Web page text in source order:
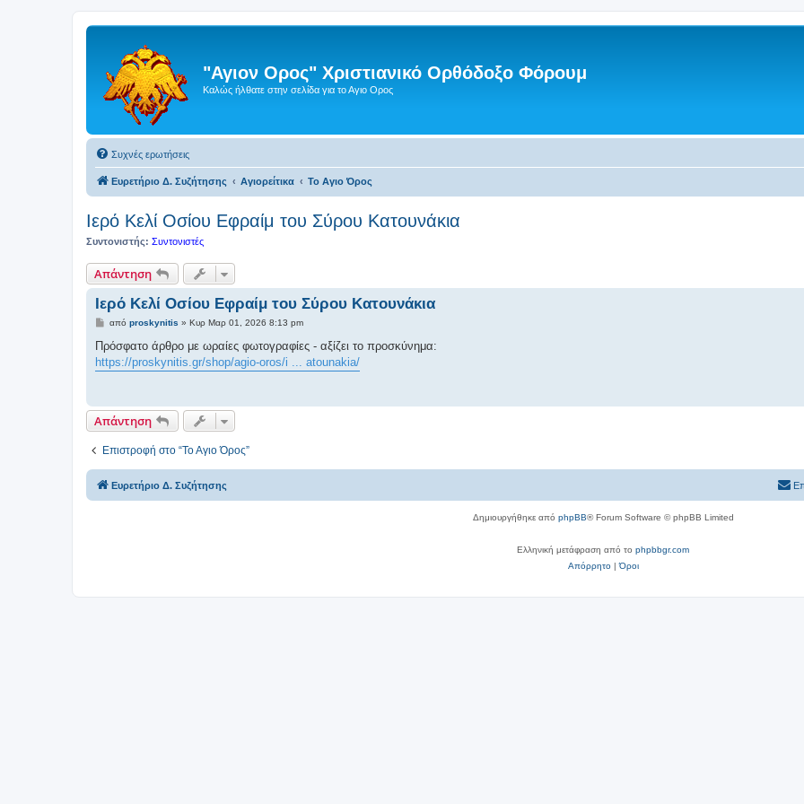
"Αγιον Ορος" Χριστιανικό Ορθόδοξο Φόρουμ
Καλώς ήλθατε στην σελίδα για το Αγιο Ορος
Συχνές ερωτήσεις
Ευρετήριο Δ. Συζήτησης Αγιορείτικα Το Αγιο Όρος
Ιερό Κελί Οσίου Εφραίμ του Σύρου Κατουνάκια
Συντονιστής: Συντονιστές
Απάντηση
Ιερό Κελί Οσίου Εφραίμ του Σύρου Κατουνάκια
Δ
μ
σ
σ
η
από proskynitis » Κυρ Μαρ 01, 2026 8:13 pm
Πρόσφατο άρθρο με ωραίες φωτογραφίες - αξίζει το προσκύνημα:
https://proskynitis.gr/shop/agio-oros/i ... atounakia/
Απάντηση
Επιστροφή στο “Το Αγιο Όρος”
Ευρετήριο Δ. Συζήτησης
Δημιουργήθηκε από phpBB® Forum Software © phpBB Limited
Ελληνική μετάφραση από το phpbbgr.com
Απόρρητο|Όροι